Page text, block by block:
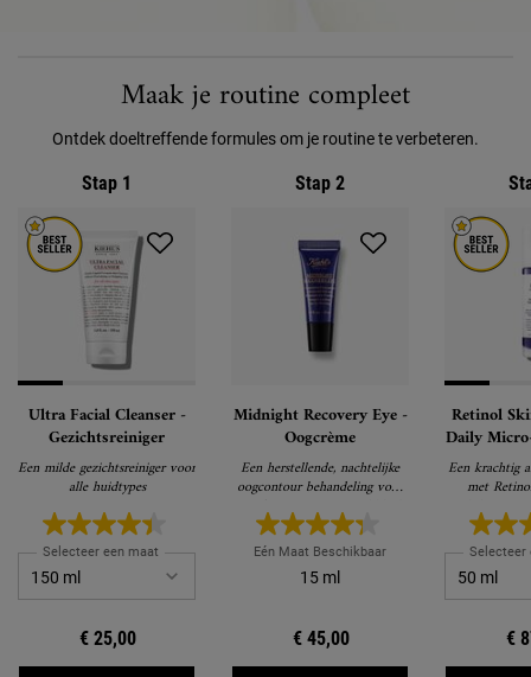
Maak je routine compleet
Ontdek doeltreffende formules om je routine te verbeteren.
Stap 1
Ultra Facial Cleanser -
Gezichtsreiniger
Een milde gezichtsreiniger voor
alle huidtypes
Selecteer een maat
€ 25,00
Stap 2
Midnight Recovery Eye -
Oogcrème
Een herstellende, nachtelijke
oogcontour behandeling voor
een frissere en jongere blik de
volgende ochtend
Eén Maat Beschikbaar
15 ml
€ 45,00
Retinol
Daily
Een krachtig
met
zichtbaar
verstevigt
verfijnt
Selecteer
€